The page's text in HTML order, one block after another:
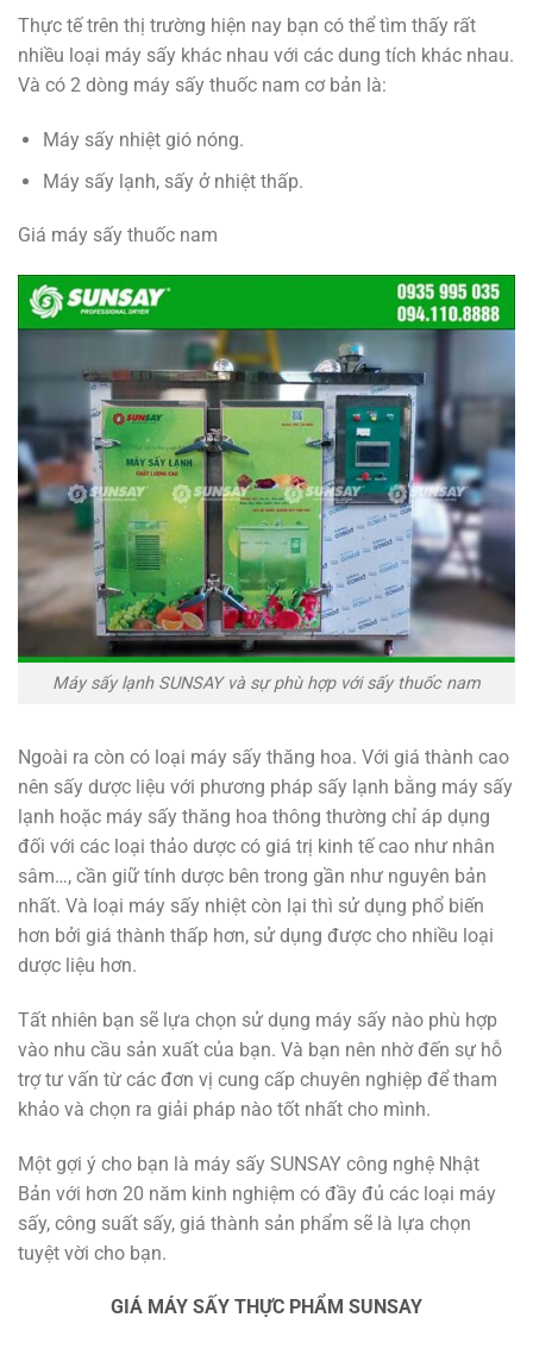
Thực tế trên thị trường hiện nay bạn có thể tìm thấy rất
nhiều loại máy sấy khác nhau với các dung tích khác nhau.
Và có 2 dòng máy sấy thuốc nam cơ bản là:
Máy sấy nhiệt gió nóng.
Máy sấy lạnh, sấy ở nhiệt thấp.
Giá máy sấy thuốc nam
Máy sấy lạnh SUNSAY và sự phù hợp với sấy thuốc nam
Ngoài ra còn có loại máy sấy thăng hoa. Với giá thành cao
nên sấy dược liệu với phương pháp sấy lạnh bằng máy sấy
lạnh hoặc máy sấy thăng hoa thông thường chỉ áp dụng
đối với các loại thảo dược có giá trị kinh tế cao như nhân
sâm…, cần giữ tính dược bên trong gần như nguyên bản
nhất. Và loại máy sấy nhiệt còn lại thì sử dụng phổ biến
hơn bởi giá thành thấp hơn, sử dụng được cho nhiều loại
dược liệu hơn.
Tất nhiên bạn sẽ lựa chọn sử dụng máy sấy nào phù hợp
vào nhu cầu sản xuất của bạn. Và bạn nên nhờ đến sự hỗ
trợ tư vấn từ các đơn vị cung cấp chuyên nghiệp để tham
khảo và chọn ra giải pháp nào tốt nhất cho mình.
Một gợi ý cho bạn là máy sấy SUNSAY công nghệ Nhật
Bản với hơn 20 năm kinh nghiệm có đầy đủ các loại máy
sấy, công suất sấy, giá thành sản phẩm sẽ là lựa chọn
tuyệt vời cho bạn.
GIÁ MÁY SẤY THỰC PHẨM SUNSAY